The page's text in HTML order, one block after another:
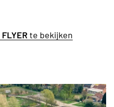
FLYERte bekijken